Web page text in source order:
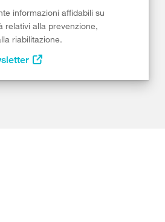
informazioni affidabili su
relativi alla prevenzione,
riabilitazione.